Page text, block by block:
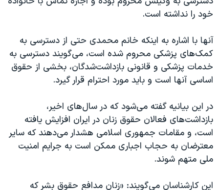
خود را‌ نداشته است.
آنها با اشاره به اینکه خانم محمدی حتی از دسترسی به
کمک‌های پزشکی محروم‌ شده است، می‌گویند دسترسی به
خدمات پزشکی و قانونی بازداشت‌شدگان، بخشی از حقوق
اساسی آنها است و باید مورد احترام قرار گیرد.
در این بیانیه گفته می‌شود که در سال‌های اخیر،
بازداشت‌های فعالان حقوق زنان در ایران افزایش یافته
است، و مقامات جمهوری اسلامی هشدار می‌دهند که سایر
معترضان به حجاب اجباری ممکن است به جرایم امنیت
ملی متهم شوند.
این کارشناسان می‌گویند: «زنان مدافع حقوق بشر که